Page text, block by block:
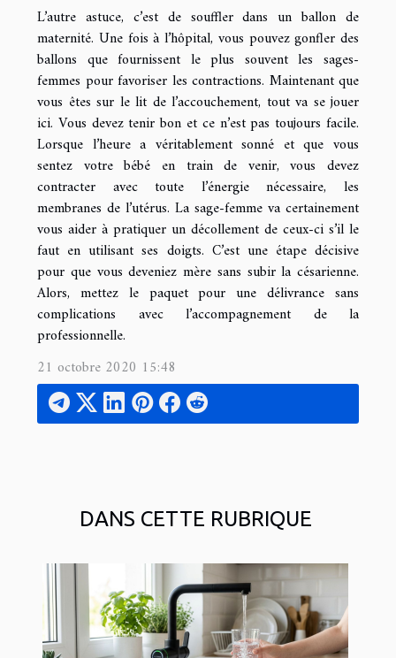
L’autre astuce, c’est de souffler dans un ballon de
maternité. Une fois à l’hôpital, vous pouvez gonfler des
ballons que fournissent le plus souvent les sages-
femmes pour favoriser les contractions. Maintenant que
vous êtes sur le lit de l’accouchement, tout va se jouer
ici. Vous devez tenir bon et ce n’est pas toujours facile.
Lorsque l’heure a véritablement sonné et que vous
sentez votre bébé en train de venir, vous devez
contracter avec toute l’énergie nécessaire, les
membranes de l’utérus. La sage-femme va certainement
vous aider à pratiquer un décollement de ceux-ci s’il le
faut en utilisant ses doigts. C’est une étape décisive
pour que vous deveniez mère sans subir la césarienne.
Alors, mettez le paquet pour une délivrance sans
complications avec l’accompagnement de la
professionnelle.
21 octobre 2020 15:48
DANS CETTE RUBRIQUE